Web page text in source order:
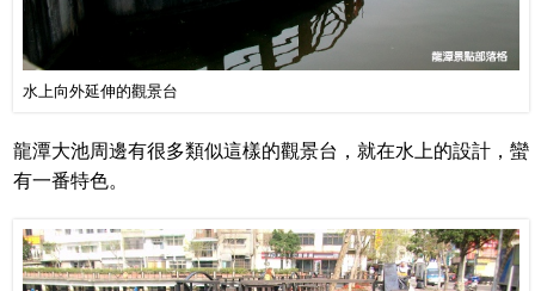
水上向外延伸的觀景台
龍潭大池周邊有很多類似這樣的觀景台，就在水上的設計，蠻
有一番特色。